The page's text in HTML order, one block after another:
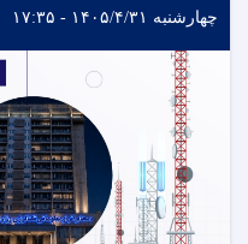
چهارشنبه ۱۴۰۵/۴/۳۱ - ۱۷:۳۵